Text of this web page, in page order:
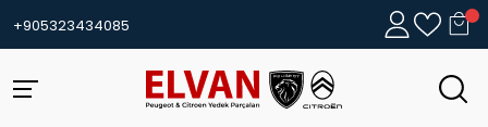
+905323434085